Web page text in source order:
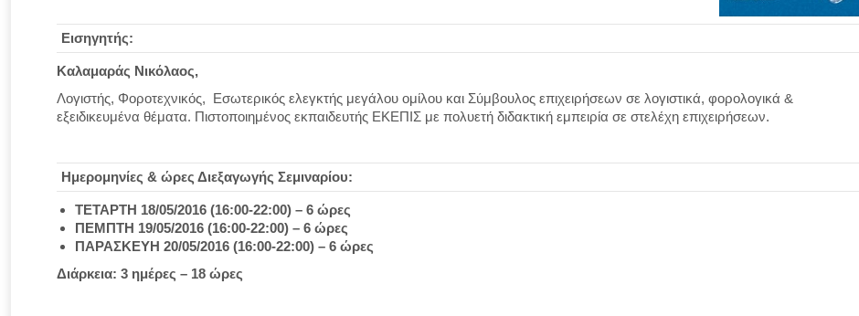
Εισηγητής:
Καλαμαράς Νικόλαος,
Λογιστής, Φοροτεχνικός, Εσωτερικός ελεγκτής μεγάλου ομίλου και Σύμβουλος επιχειρήσεων σε λογιστικά, φορολογικά &
εξειδικευμένα θέματα. Πιστοποιημένος εκπαιδευτής ΕΚΕΠΙΣ με πολυετή διδακτική εμπειρία σε στελέχη επιχειρήσεων.
Ημερομηνίες & ώρες Διεξαγωγής Σεμιναρίου:
ΤΕΤΑΡΤΗ 18/05/2016 (16:00-22:00) – 6 ώρες
ΠΕΜΠΤΗ 19/05/2016 (16:00-22:00) – 6 ώρες
ΠΑΡΑΣΚΕΥΗ 20/05/2016 (16:00-22:00) – 6 ώρες
Διάρκεια: 3 ημέρες – 18 ώρες